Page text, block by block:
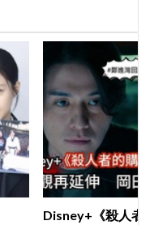
Disney+《殺人者